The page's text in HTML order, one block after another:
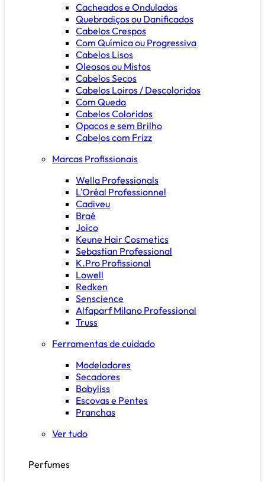
Cacheados e Ondulados
Quebradiços ou Danificados
Cabelos Crespos
Com Química ou Progressiva
Cabelos Lisos
Oleosos ou Mistos
Cabelos Secos
Cabelos Loiros / Descoloridos
Com Queda
Cabelos Coloridos
Opacos e sem Brilho
Cabelos com Frizz
Marcas Profissionais
Wella Professionals
L'Oréal Professionnel
Cadiveu
Braé
Joico
Keune Hair Cosmetics
Sebastian Professional
K.Pro Profissional
Lowell
Redken
Senscience
Alfaparf Milano Professional
Truss
Ferramentas de cuidado
Modeladores
Secadores
Babyliss
Escovas e Pentes
Pranchas
Ver tudo
Perfumes